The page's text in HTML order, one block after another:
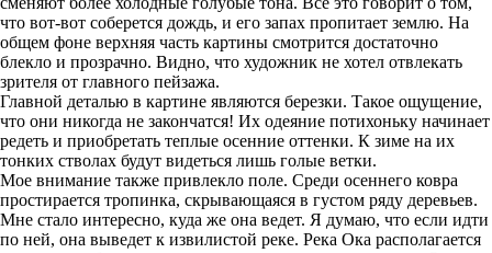
что вот-вот соберется дождь, и его запах пропитает землю. На
общем фоне верхняя часть картины смотрится достаточно
блекло и прозрачно. Видно, что художник не хотел отвлекать
зрителя от главного пейзажа.
Главной деталью в картине являются березки. Такое ощущение,
что они никогда не закончатся! Их одеяние потихоньку начинает
редеть и приобретать теплые осенние оттенки. К зиме на их
тонких стволах будут видеться лишь голые ветки.
Мое внимание также привлекло поле. Среди осеннего ковра
простирается тропинка, скрывающаяся в густом ряду деревьев.
Мне стало интересно, куда же она ведет. Я думаю, что если идти
по ней, она выведет к извилистой реке. Река Ока располагается